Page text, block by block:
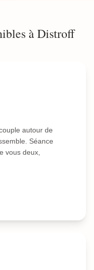
à Distroff
autour de
Séance
vous deux,